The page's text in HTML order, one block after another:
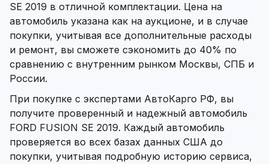
SE 2019 в отличной комплектации. Цена на
автомобиль указана как на аукционе, и в случае
покупки, учитывая все дополнительные расходы
и ремонт, вы сможете сэкономить до 40% по
сравнению с внутренним рынком Москвы, СПБ и
России.
При покупке с экспертами АвтоКарго РФ, вы
получите проверенный и надежный автомобиль
FORD FUSION SE 2019. Каждый автомобиль
проверяется во всех базах данных США до
покупки, учитывая подробную историю сервиса,